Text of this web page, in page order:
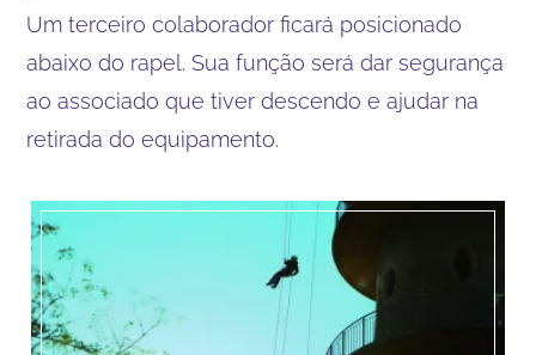
Um terceiro colaborador ficará posicionado
abaixo do rapel. Sua função será dar segurança
ao associado que tiver descendo e ajudar na
retirada do equipamento.